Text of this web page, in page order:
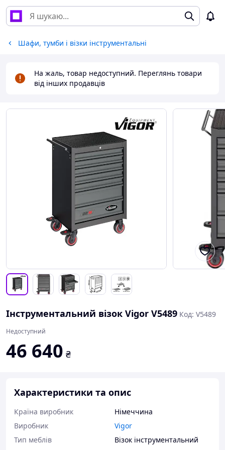
Шафи, тумби і візки інструментальні
На жаль, товар недоступний. Переглянь товари
від інших продавців
Інструментальний візок Vigor V5489 Код: V5489
Недоступний
46 640 ₴
Характеристики та опис
Країна виробник
Німеччина
Виробник
Vigor
Тип меблів
Візок інструментальний